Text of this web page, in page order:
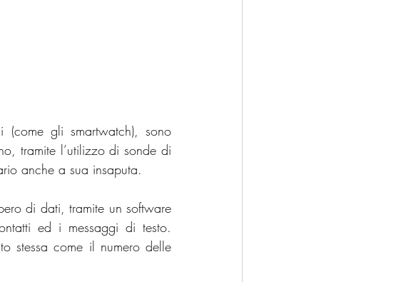
(come gli smartwatch), sono
tramite l’utilizzo di sonde di
anche a sua insaputa.
di dati, tramite un software
ed i messaggi di testo.
stessa come il numero delle